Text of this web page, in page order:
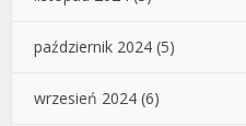
październik 2024 (5)
wrzesień 2024 (6)